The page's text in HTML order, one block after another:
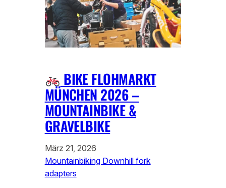
BIKE FLOHMARKT
MÜNCHEN 2026 –
MOUNTAINBIKE &
GRAVELBIKE
März 21, 2026
Mountainbiking Downhill fork
adapters